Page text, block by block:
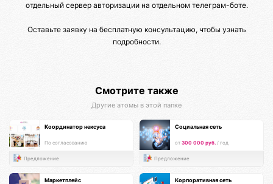
отдельный сервер авторизации на отдельном телеграм-боте.
Оставьте заявку на бесплатную консультацию, чтобы узнать
подробности.
Смотрите также
Другие атомы в этой папке
Координатор нексуса
По согласованию
Предложение
Социальная сеть
от 300 000 руб. / год
Предложение
Маркетплейс Корпоративная сеть